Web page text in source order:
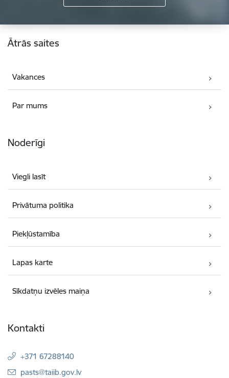
Kājene
Ātrās saites
Vakances
Par mums
Noderīgi
Viegli lasīt
Privātuma politika
Piekļūstamība
Lapas karte
Sīkdatņu izvēles maiņa
Kontakti
+371 67288140
E-pasts:
pasts@taiib.gov.lv